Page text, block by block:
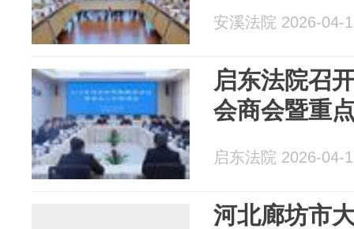
安溪法院 2026-04-
启东法院召
会商会暨重
启东法院 2026-04-
河北廊坊市